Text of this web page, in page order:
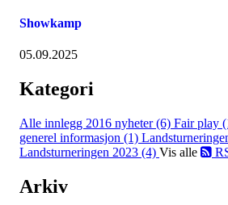
Showkamp
05.09.2025
Kategori
Alle innlegg 2016 nyheter (6) Fair play
generel informasjon (1)
Landsturneringen 2023 (4) Vis alle
Arkiv